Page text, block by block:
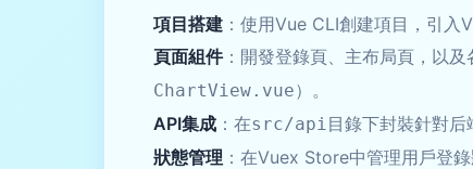
項目搭建 ：使用Vue CLI創建項目，引入
頁面組件：開發登錄頁、主布局頁，以
ChartView.vue）。
API集成 ：在src/api目錄下封裝針對后
狀態管理 ：在Vuex Store中管理用戶登